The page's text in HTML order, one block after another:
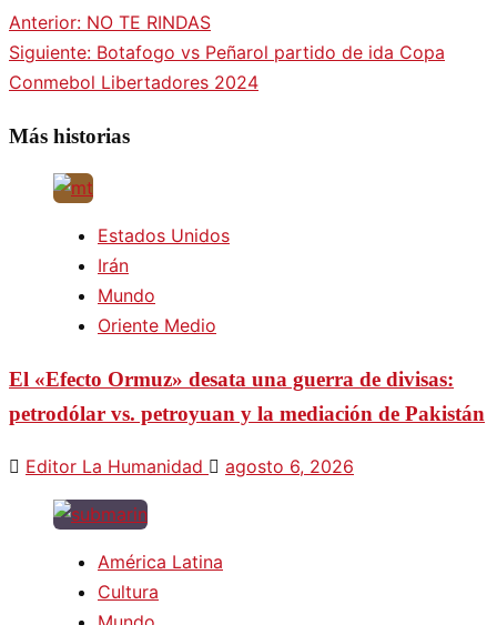
Anterior: NO TE RINDAS
Siguiente: Botafogo vs Peñarol partido de ida Copa
Conmebol Libertadores 2024
Más historias
Estados Unidos
Irán
Mundo
Oriente Medio
El «Efecto Ormuz» desata una guerra de divisas:
petrodólar vs. petroyuan y la mediación de Pakistán
Editor La Humanidad agosto 6, 2026
América Latina
Cultura